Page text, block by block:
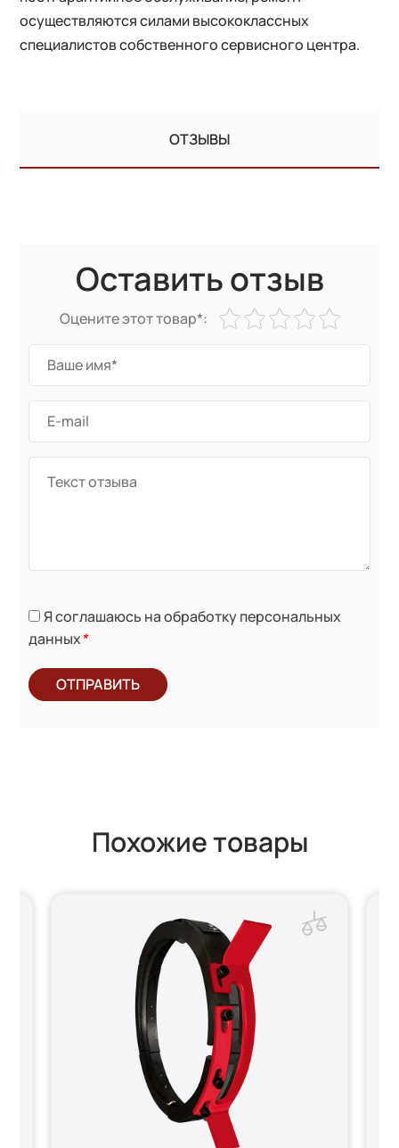
осуществляются силами высококлассных
специалистов собственного сервисного центра.
ОТЗЫВЫ
Оставить отзыв
Оцените этот товар*:
Я соглашаюсь на обработку персональных
данных*
ОТПРАВИТЬ
Похожие товары